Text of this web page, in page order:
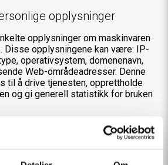
opplysninger
opplysninger om maskinvaren
Disse opplysningene kan være: IP-
operativsystem, domenenavn,
Web-områdeadresser. Denne
til å drive tjenesten, opprettholde
og gi generell statistikk for bruken
opplysninger
opplysningene til følgende formål:
dekker dine behov.